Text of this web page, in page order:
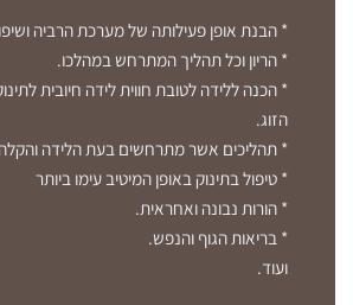
* הבנת אופן פעילותה של מערכת הרביה
* הריון וכל תהליך המתרחש במהלכו.
* הכנה ללידה לטובת חווית לידה חיובית
הזוג.
* תהליכים אשר מתרחשים בעת הלידה
* טיפול בתינוק באופן המיטיב עימו ביותר
* הורות נבונה ואחראית.
* בריאות הגוף והנפש.
ועוד.